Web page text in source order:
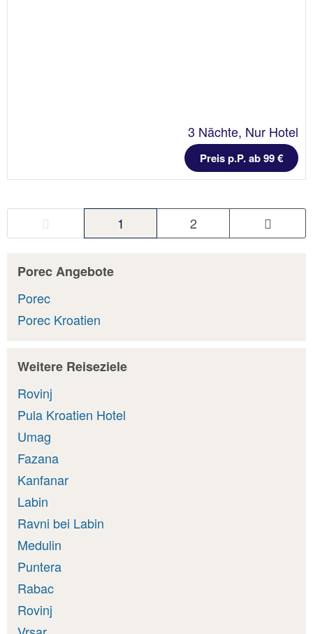
3 Nächte, Nur Hotel
Preis p.P. ab 99 €
1 2
Porec Angebote
Porec
Porec Kroatien
Weitere Reiseziele
Rovinj
Pula Kroatien Hotel
Umag
Fazana
Kanfanar
Labin
Ravni bei Labin
Medulin
Puntera
Rabac
Rovinj